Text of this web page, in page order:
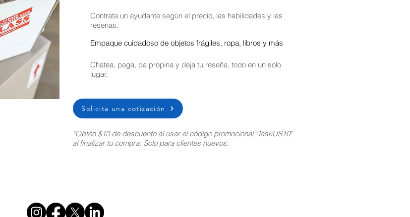
Contrata un ayudante según el precio, las habilidades y las
reseñas.
Empaque cuidadoso de objetos frágiles, ropa, libros y más
Chatea, paga, da propina y deja tu reseña, todo en un solo
lugar.
Solicita una cotización
*Obtén $10 de descuento al usar el código promocional "TaskUS10"
al finalizar tu compra. Solo para clientes nuevos.